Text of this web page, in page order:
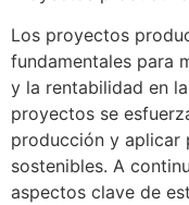
Los proyectos
fundamentales para
y la rentabilidad en
proyectos se
producción y aplicar
sostenibles. A
aspectos clave de